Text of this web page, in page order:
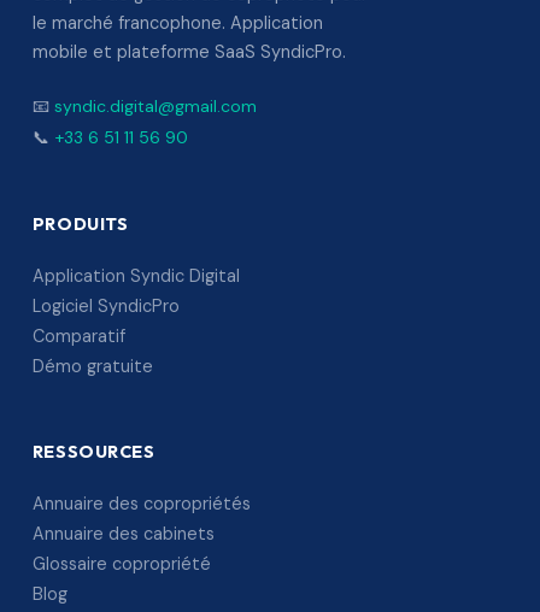
le marché francophone. Application
mobile et plateforme SaaS SyndicPro.
📧 syndic.digital@gmail.com
📞 +33 6 51 11 56 90
PRODUITS
Application Syndic Digital
Logiciel SyndicPro
Comparatif
Démo gratuite
RESSOURCES
Annuaire des copropriétés
Annuaire des cabinets
Glossaire copropriété
Blog